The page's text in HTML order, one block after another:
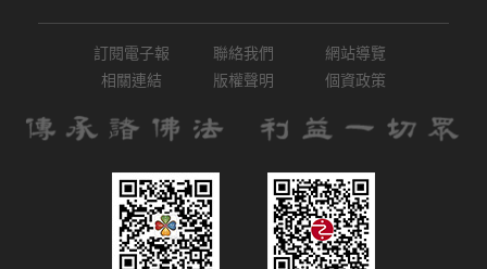
訂閱電子報 聯絡我們
網站導覽
相關連結
版權聲明 個資政策